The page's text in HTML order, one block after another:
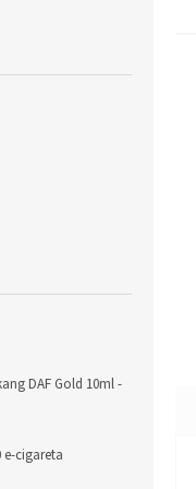
DAF Gold 10ml -
e-cigareta